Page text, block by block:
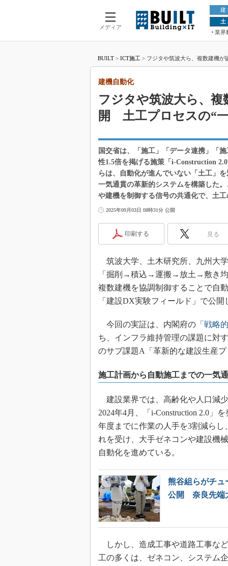
メディア
業界
BUILT > ICT施工 > フジタや筑波大ら、複数建機
フジタや筑波大ら、複
開 土工プロセスの“
建機自動化
国交省は、「施工」「データ連携」「
性1.5倍を掲げる施策「i-Construction
らは、自動化が進んでいない「土工」
一気通貫の革新的システムを構築した
や建機を制御する信号の共通化で、土
2025年09月03日 08時31分 公開
印刷する 見る
筑波大学、土木研究所、九州大
「掘削→積込→運搬→放土→敷き均
複数建機を協調制御することで自
「建設DX実験フィールド」で公開
今回の実証は、内閣府の 「戦略
ち、インフラ維持管理の課題に対
のサブ課題A「革新的な建設生産
施工計画から自動施工までの一気
建設業界では、高齢化や人口減
2024年4月、「i-Construction 2.0」
年度までに作業の人手を3割減ら
れを受け、大手ゼネコンや建設機
自動化を進めている。
熊谷組らがチュ
公開 奈良先端
しかし、造成工事や道路工事な
工の多くは、ゼネコン、システム